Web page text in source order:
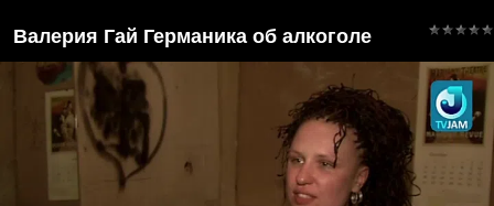
Валерия Гай Германика об алкоголе